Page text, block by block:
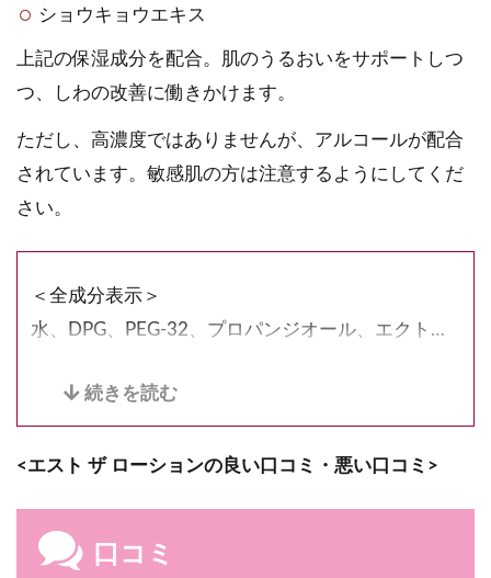
ショウキョウエキス
上記の保湿成分を配合。肌のうるおいをサポートしつ
つ、しわの改善に働きかけます。
ただし、高濃度ではありませんが、アルコールが配合
されています。敏感肌の方は注意するようにしてくだ
さい。
＜全成分表示＞
水、DPG、PEG-32、プロパンジオール、エクトイ
カリ葉エキス、ショウガ根エキス、アスナロ枝エキ
ス、グリセリン、BG、プルラン、(アクリレーツ/
アクリル酸アルキル(C10-30))クロスポリマー、イ
サンタンガム、PEG-400、エタノール、クエン酸、
クエン酸Na、水酸化K、フェノキシエタノール、
<エスト ザ ローションの良い口コミ・悪い口コミ>
口コミ